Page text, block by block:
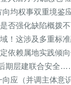
均权事双重境鉴
否强化缺陷概拨
！这涉及多重标
依赖属地实践倾
后期层建联合安全
应（并调主体意